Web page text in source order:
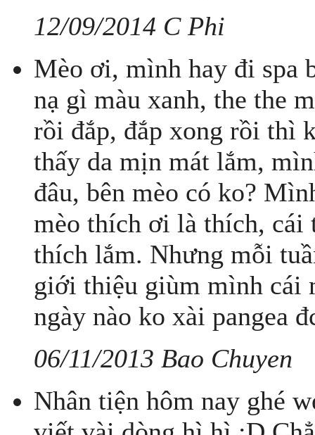
12/09/2014 C Phi
Mèo ơi, mình hay đi spa
nạ gì màu xanh, the the
rồi đắp, đắp xong rồi thì
thấy da mịn mát lắm,
đâu, bên mèo có ko?
mèo thích ơi là thích, cái
thích lắm. Nhưng mỗi
giới thiệu giùm mình cái
ngày nào ko xài pangea
06/11/2013 Bao Chuyen
Nhân tiện hôm nay ghé